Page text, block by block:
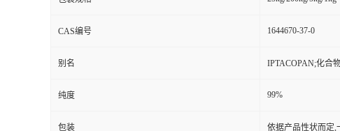
CAS编号 1644670-37-0
别名 IPTACOPAN;化合
纯度 99%
包装 依据产品性状而定,